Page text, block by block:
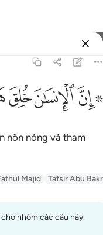
ﱪ ﱫﱬﱭ
nôn nóng và tham
Majid Tafsir Abu
nhóm các câu này.